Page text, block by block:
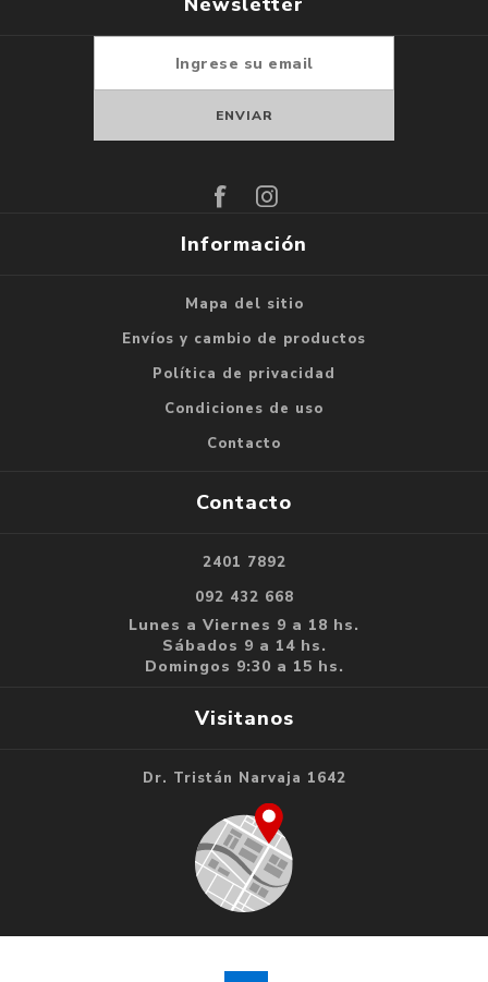
Información
Mapa del sitio
Envíos y cambio de productos
Política de privacidad
Condiciones de uso
Contacto
Contacto
2401 7892
092 432 668
Lunes a Viernes 9 a 18 hs.
Sábados 9 a 14 hs.
Domingos 9:30 a 15 hs.
Visitanos
Dr. Tristán Narvaja 1642